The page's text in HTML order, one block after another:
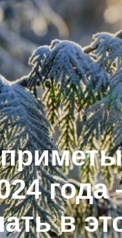
года
в